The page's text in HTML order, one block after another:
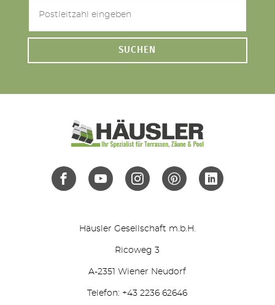
SUCHEN
Häusler Gesellschaft m.b.H.
Ricoweg 3
A-2351 Wiener Neudorf
Telefon: +43 2236 62646